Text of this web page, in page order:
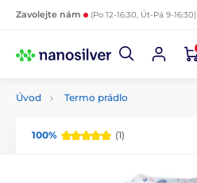
Zavolejte nám (Po 12-16:30, Út-Pá 9-16:30)
Úvod Termo prádlo
100% (1)